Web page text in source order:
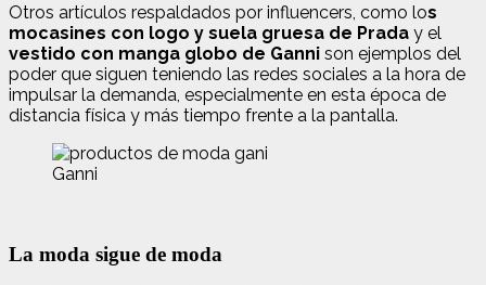
Otros artículos respaldados por influencers, como los
mocasines con logo y suela gruesa de Prada y el
vestido con manga globo de Ganni son ejemplos del
poder que siguen teniendo las redes sociales a la hora de
impulsar la demanda, especialmente en esta época de
distancia física y más tiempo frente a la pantalla.
Ganni
La moda sigue de moda